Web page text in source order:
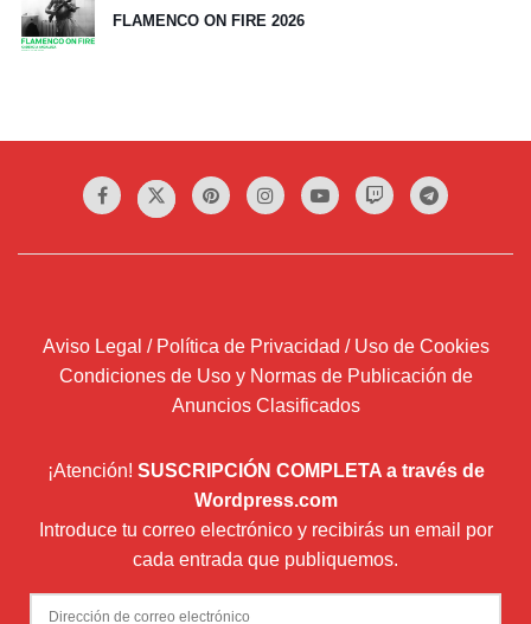
FLAMENCO ON FIRE 2026
Aviso Legal / Política de Privacidad / Uso de Cookies
Condiciones de Uso y Normas de Publicación de
Anuncios Clasificados
¡Atención! SUSCRIPCIÓN COMPLETA a través de
Wordpress.com
Introduce tu correo electrónico y recibirás un email por
cada entrada que publiquemos.
Dirección